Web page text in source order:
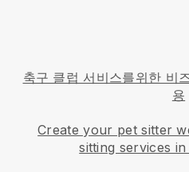
축구 클럽 서비스를위한 비
용
Create your pet sitter
sitting services